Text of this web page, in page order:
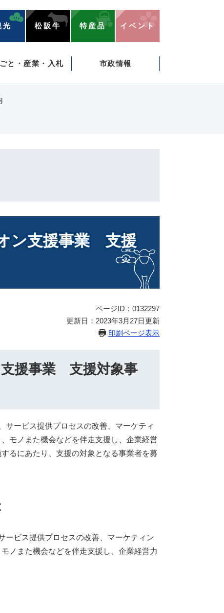
光 松阪牛 特産品 イベント
と・産業・入札 市政情報
ン支援事業 支援
ページID：0132297
更新日：2023年3月27日更新
印刷ページ表示
援事業 支援対象事
ービス提供プロセスの改善、マーケティ
モノまた機会などを伴走支援し、企業経営
るにあたり、支援の対象となる事業者を募
ビス提供プロセスの改善、マーケティン
ノまた機会などを伴走支援し、企業経営力